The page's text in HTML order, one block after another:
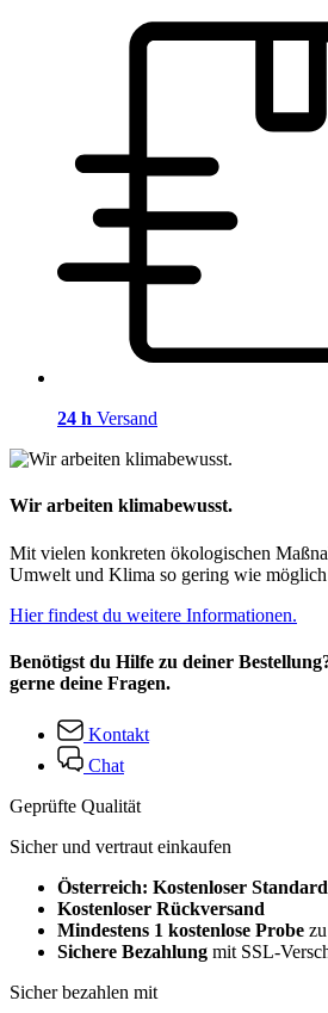
24 h Versand
Wir arbeiten klimabewusst.
Mit vielen konkreten ökologischen
Umwelt und Klima so gering wie möglich
Hier findest du weitere Informationen.
Benötigst du Hilfe zu deiner
gerne deine Fragen.
Kontakt
Chat
Geprüfte Qualität
Sicher und vertraut einkaufen
Österreich: Kostenloser
Kostenloser Rückversand
Mindestens 1 kostenlose Probe
Sichere Bezahlung mit SSL-
Sicher bezahlen mit